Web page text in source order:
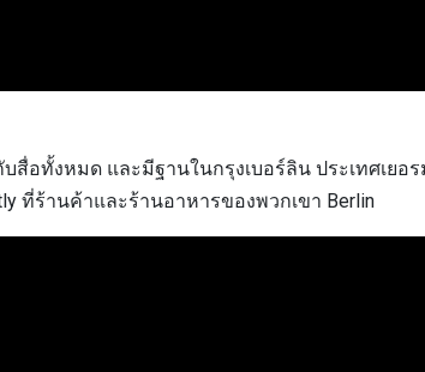
อทั้งหมด และมีฐานในกรุงเบอร์ลิน ประเทศเยอ
ที่ร้านค้าและร้านอาหารของพวกเขา Berlin